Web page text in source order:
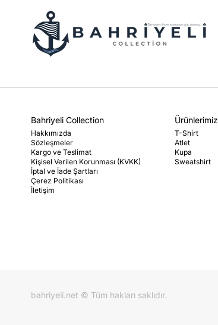
Bahriyeli Collection
Hakkımızda
Sözleşmeler
Kargo ve Teslimat
Kişisel Verilen Korunması (KVKK)
İptal ve İade Şartları
Çerez Politikası
İletişim
Ürünlerimiz
T-Shirt
Atlet
Kupa
Sweatshirt
bahriyeli.net © Tüm hakları saklıdır.